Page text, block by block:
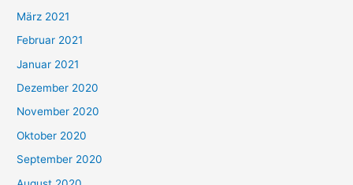
März 2021
Februar 2021
Januar 2021
Dezember 2020
November 2020
Oktober 2020
September 2020